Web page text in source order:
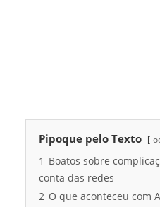
Pipoque pelo Texto
1 Boatos sobre
conta das redes
2 O que aconteceu com